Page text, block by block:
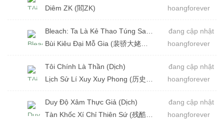
Diêm ZK (閻ZK)
hoangforever
đang cập nhật
hoangforever
Tôi Chính Là Thần (Dịch)
đang cập nhật
hoangforever
Duy Độ Xâm Thực Giả (Dịch)
đang cập nhật
hoangforever